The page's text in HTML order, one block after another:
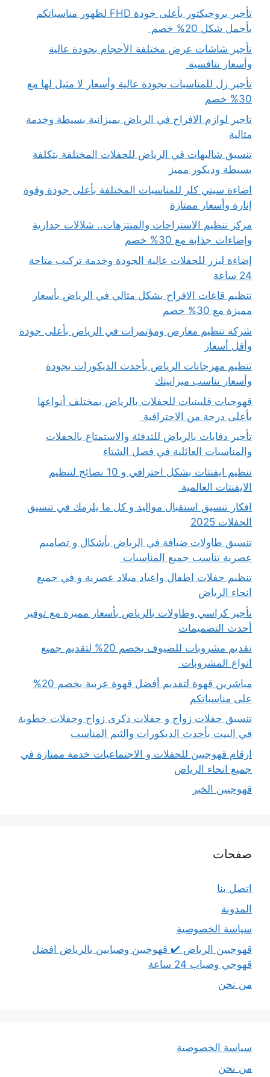
تأجير بروجيكتور بأعلى جودة FHD لظهور مناسباتكم
بأجمل شكل 20% خصم
تأجير شاشات عرض مختلفة الأحجام بجودة عالية
وأسعار تنافسية
تأجير زل للمناسبات بجودة عالية وأسعار لا مثيل لها مع
30% خصم
تاجير لوازم الافراح في الرياض بميزانية بسيطة وخدمة
مثالية
تنسيق شاليهات في الرياض للحفلات المختلفة بتكلفة
بسيطة وديكور مميز
اضاءة سيتي كلر للمناسبات المختلفة بأعلى جودة وقوة
إنارة وأسعار ممتازة
مركز تنظيم الاستراحات والمنتزهات.. شلالات جدارية
وإضاءات جذابة مع 30% خصم
إضاءة ليزر للحفلات عالية الجودة وخدمة تركيب متاحة
24 ساعة
تنظيم قاعات الافراح بشكل مثالي في الرياض بأسعار
مميزة مع 30% خصم
شركة تنظيم معارض ومؤتمرات في الرياض بأعلى جودة
وأقل أسعار
تنظيم مهرجانات الرياض بأحدث الديكورات بجودة
وأسعار تناسب ميزانيتك
قهوجيات فلبينيات للحفلات بالرياض بمختلف أنواعها
بأعلى درجة من الاحترافية
تأجير دفايات بالرياض للتدفئة والاستمتاع بالحفلات
والمناسبات العائلية في فصل الشتاء
تنظيم ايفنتات بشكل احترافي و 10 نصائح لتنظيم
الايفنتات العالمية
افكار تنسيق استقبال مواليد و كل ما يلزمك في تنسيق
الحفلات 2025
تنسيق طاولات ضيافة في الرياض بأشكال و تصاميم
عصرية تناسب جميع المناسبات
تنظيم حفلات اطفال واعياد ميلاد عصرية و في جميع
انحاء الرياض
تأجير كراسي وطاولات بالرياض بأسعار مميزة مع توفير
أحدث التصميمات
تقديم مشروبات للضيوف بخصم 20% لتقديم جميع
انواع المشروبات
مباشرين قهوة لتقديم أفضل قهوة عربية بخصم 20%
على مناسباتكم
تنسيق حفلات زواج و حفلات ذكرى زواج وحفلات خطوبة
في البيت بأحدث الديكورات والثيم المناسب
ارقام قهوجيين للحفلات و الاجتماعيات خدمة ممتازة في
جميع انحاء الرياض
قهوجيين الخبر
صفحات
اتصل بنا
المدونة
سياسة الخصوصية
قهوجيين الرياض ✔️ قهوجيين وصبابين بالرياض افضل
قهوجي وصباب 24 ساعة
من نحن
سياسة الخصوصية
من نحن